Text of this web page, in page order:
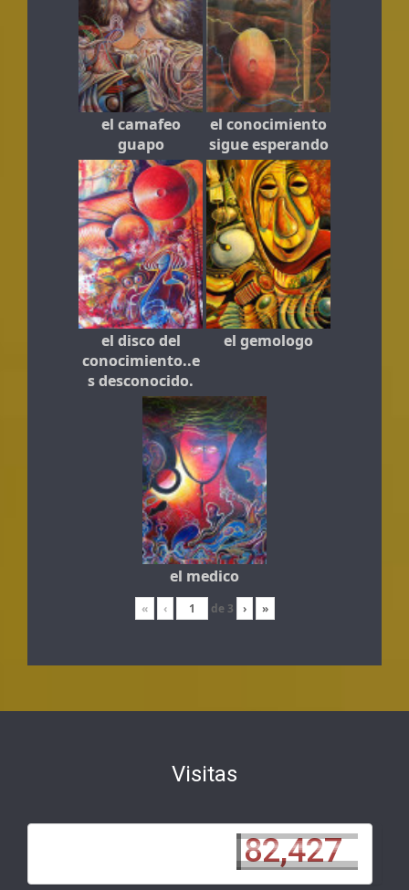
el camafeo
guapo
el conocimiento
sigue esperando
el disco del
conocimiento..e
s desconocido.
el gemologo
el medico
« ‹ de 3 › »
Visitas
82,427